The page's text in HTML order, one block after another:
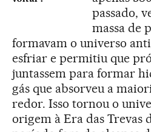
passado,
massa de
formavam o universo
esfriar e permitiu que
juntassem para formar
gás que absorveu a
redor. Isso tornou o
origem à Era das Trevas